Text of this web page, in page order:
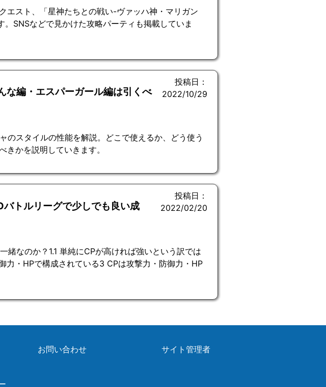
エスト、「星神たちとの戦い-ヴァッハ神・マリガン
SNSなどで見かけた攻略パーティも掲載していま
編・エスパーガール編は引くべ
投稿日：
2022/10/29
のスタイルの性能を解説。どこで使えるか、どう使う
きかを説明していきます。
トルリーグで少しでも良い成
投稿日：
2022/02/20
緒なのか？1.1 単純にCPが高ければ強いという訳では
力・HPで構成されている3 CPは攻撃力・防御力・HP
お問い合わせ サイト管理者